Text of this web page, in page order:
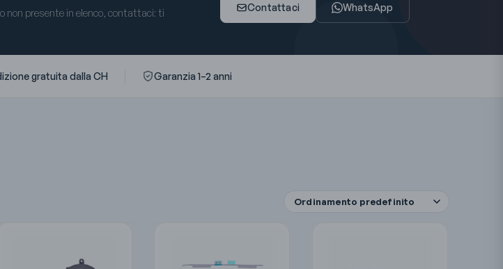
non presente in elenco, contattaci: ti
Contattaci WhatsApp
gratuita dalla CH Garanzia 1–2 anni